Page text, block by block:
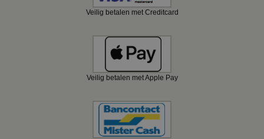
Veilig betalen met Creditcard
Veilig betalen met Apple Pay